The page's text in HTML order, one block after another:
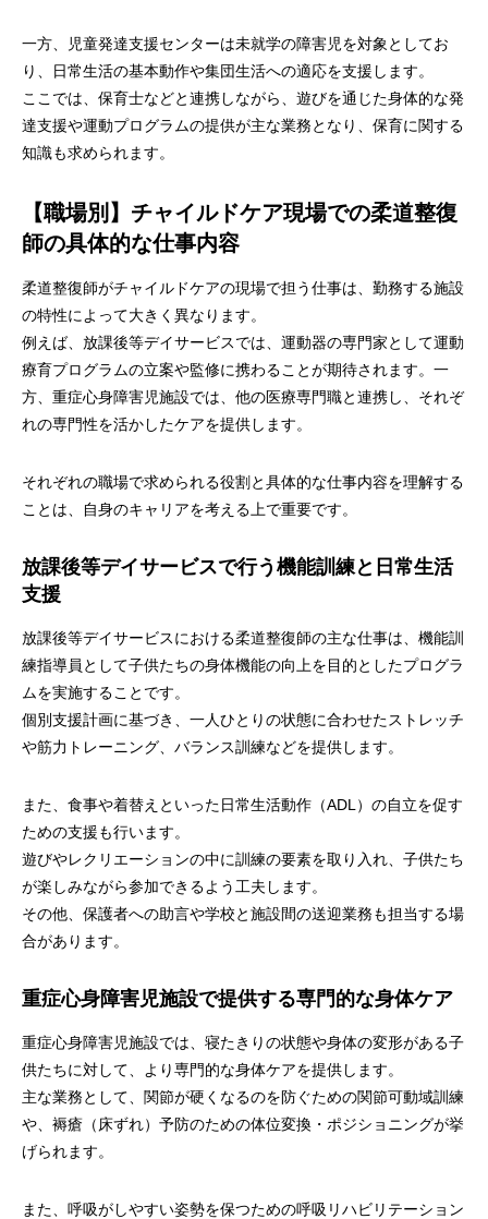
一方、児童発達支援センターは未就学の障害児を対象としてお
り、日常生活の基本動作や集団生活への適応を支援します。
ここでは、保育士などと連携しながら、遊びを通じた身体的な発
達支援や運動プログラムの提供が主な業務となり、保育に関する
知識も求められます。
【職場別】チャイルドケア現場での柔道整復
師の具体的な仕事内容
柔道整復師がチャイルドケアの現場で担う仕事は、勤務する施設
の特性によって大きく異なります。
例えば、放課後等デイサービスでは、運動器の専門家として運動
療育プログラムの立案や監修に携わることが期待されます。一
方、重症心身障害児施設では、他の医療専門職と連携し、それぞ
れの専門性を活かしたケアを提供します。
それぞれの職場で求められる役割と具体的な仕事内容を理解する
ことは、自身のキャリアを考える上で重要です。
放課後等デイサービスで行う機能訓練と日常生活
支援
放課後等デイサービスにおける柔道整復師の主な仕事は、機能訓
練指導員として子供たちの身体機能の向上を目的としたプログラ
ムを実施することです。
個別支援計画に基づき、一人ひとりの状態に合わせたストレッチ
や筋力トレーニング、バランス訓練などを提供します。
また、食事や着替えといった日常生活動作（ADL）の自立を促す
ための支援も行います。
遊びやレクリエーションの中に訓練の要素を取り入れ、子供たち
が楽しみながら参加できるよう工夫します。
その他、保護者への助言や学校と施設間の送迎業務も担当する場
合があります。
重症心身障害児施設で提供する専門的な身体ケア
重症心身障害児施設では、寝たきりの状態や身体の変形がある子
供たちに対して、より専門的な身体ケアを提供します。
主な業務として、関節が硬くなるのを防ぐための関節可動域訓練
や、褥瘡（床ずれ）予防のための体位変換・ポジショニングが挙
げられます。
また、呼吸がしやすい姿勢を保つための呼吸リハビリテーション